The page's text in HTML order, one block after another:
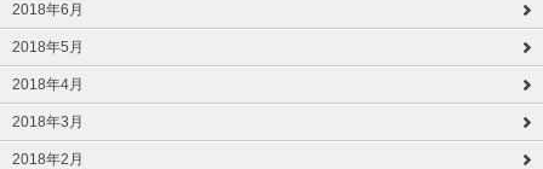
2018年6月
2018年5月
2018年4月
2018年3月
2018年2月